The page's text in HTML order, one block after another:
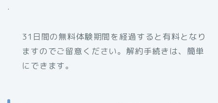
.
31日間の無料体験期間を経過すると有料となり
ますのでご留意ください。解約手続きは、簡単
にできます。